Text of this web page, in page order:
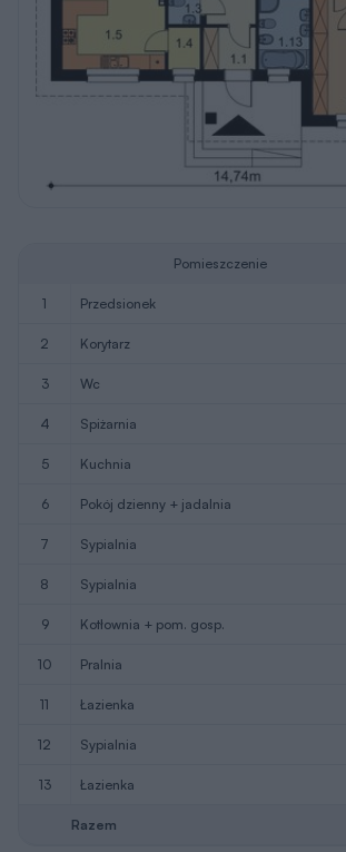
Pomieszczenie
1 przedsionek
2 korytarz
3 wc
4 spiżarnia
5 kuchnia
6 pokój dzienny + jadalnia
7 sypialnia
8 sypialnia
9 kotłownia + pom. gosp.
10 pralnia
11 łazienka
12 sypialnia
13 łazienka
Razem